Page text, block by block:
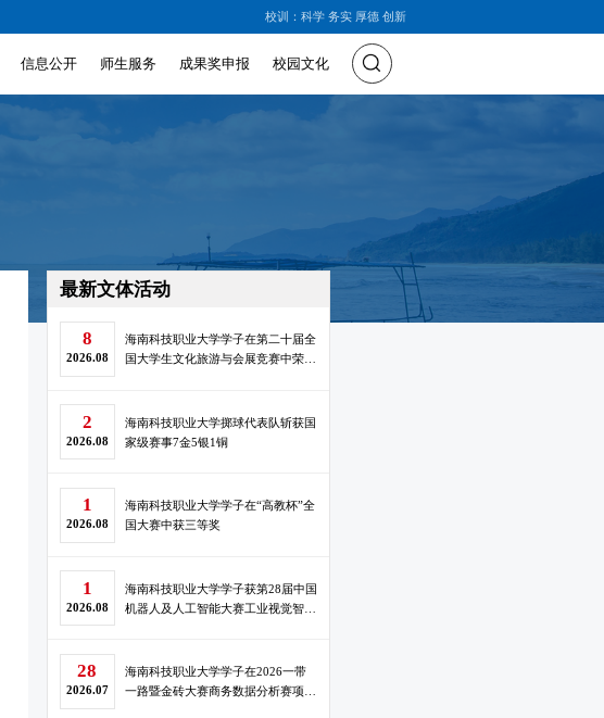
校训：科学 务实 厚德 创新
信息公开 师生服务 成果奖申报 校园文化
最新文体活动
8
2026.08
海南科技职业大学学子在第二十届全
国大学生文化旅游与会展竞赛中荣获
2
2026.08
海南科技职业大学掷球代表队斩获国
家级赛事7金5银1铜
1
2026.08
海南科技职业大学学子在“高教杯”全
国大赛中获三等奖
1
2026.08
海南科技职业大学学子获第28届中国
机器人及人工智能大赛工业视觉智能
28
2026.07
海南科技职业大学学子在2026一带
一路暨金砖大赛商务数据分析赛项选